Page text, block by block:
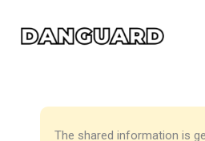
The shared information is